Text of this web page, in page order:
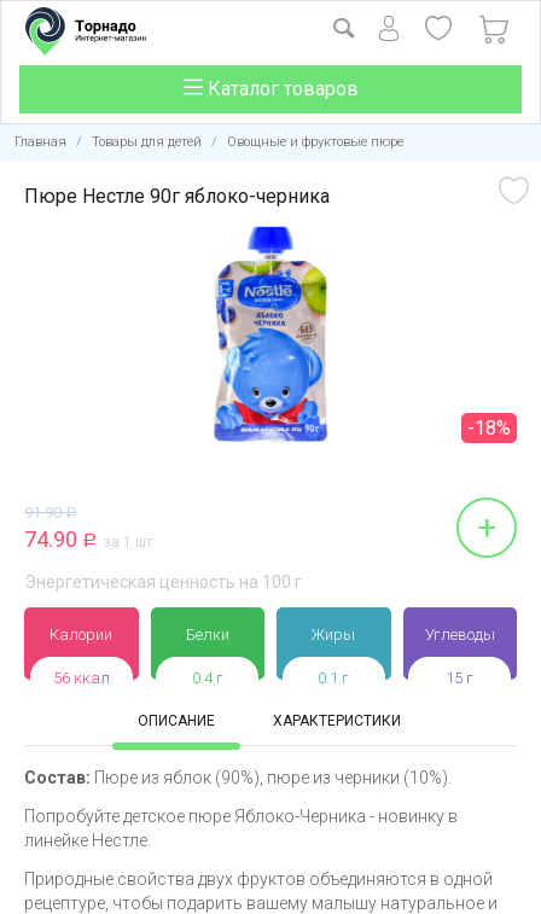
Каталог товаров
Главная / Товары для детей / Овощные и фруктовые пюре
Пюре Нестле 90г яблоко-черника
-18%
91.90 Р
74.90 Р за 1 шт +
Энергетическая ценность на 100 г
Калории
56 ккал
Белки
0.4 г
Жиры
0.1 г
Углеводы
15 г
ОПИСАНИЕ ХАРАКТЕРИСТИКИ
Состав: Пюре из яблок (90%), пюре из черники (10%).
Попробуйте детское пюре Яблоко-Черника - новинку в
линейке Нестле.
Природные свойства двух фруктов объединяются в одной
рецептуре, чтобы подарить вашему малышу натуральное и